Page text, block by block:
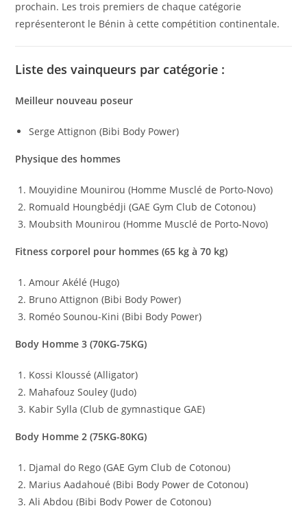
prochain. Les trois premiers de chaque catégorie
représenteront le Bénin à cette compétition continentale.
Liste des vainqueurs par catégorie :
Meilleur nouveau poseur
Serge Attignon (Bibi Body Power)
Physique des hommes
Mouyidine Mounirou (Homme Musclé de Porto-Novo)
Romuald Houngbédji (GAE Gym Club de Cotonou)
Moubsith Mounirou (Homme Musclé de Porto-Novo)
Fitness corporel pour hommes (65 kg à 70 kg)
Amour Akélé (Hugo)
Bruno Attignon (Bibi Body Power)
Roméo Sounou-Kini (Bibi Body Power)
Body Homme 3 (70KG-75KG)
Kossi Kloussé (Alligator)
Mahafouz Souley (Judo)
Kabir Sylla (Club de gymnastique GAE)
Body Homme 2 (75KG-80KG)
Djamal do Rego (GAE Gym Club de Cotonou)
Marius Aadahoué (Bibi Body Power de Cotonou)
Ali Abdou (Bibi Body Power de Cotonou)